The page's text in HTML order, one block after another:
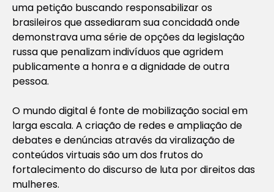
uma petição buscando responsabilizar os
brasileiros que assediaram sua concidadã onde
demonstrava uma série de opções da legislação
russa que penalizam indivíduos que agridem
publicamente a honra e a dignidade de outra
pessoa.
O mundo digital é fonte de mobilização social em
larga escala. A criação de redes e ampliação de
debates e denúncias através da viralização de
conteúdos virtuais são um dos frutos do
fortalecimento do discurso de luta por direitos das
mulheres.